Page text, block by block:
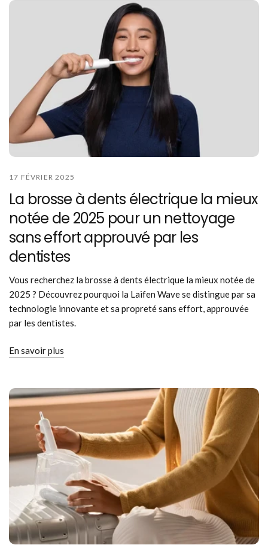
17 FÉVRIER 2025
La brosse à dents électrique la mieux
notée de 2025 pour un nettoyage
sans effort approuvé par les
dentistes
Vous recherchez la brosse à dents électrique la mieux notée de
2025 ? Découvrez pourquoi la Laifen Wave se distingue par sa
technologie innovante et sa propreté sans effort, approuvée
par les dentistes.
En savoir plus